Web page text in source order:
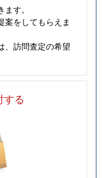
東照宮
東照宮
五橋
五橋
す。
案をしてもらえま
、訪問査定の希望
する